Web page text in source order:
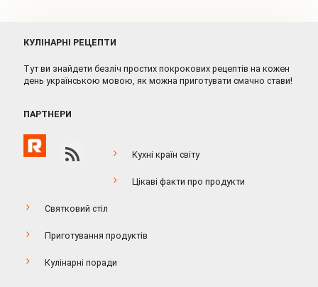
КУЛІНАРНІ РЕЦЕПТИ
Тут ви знайдети безліч простих покрокових рецептів на кожен
день українською мовою, як можна приготувати смачно стави!
ПАРТНЕРИ
Кухні країн світу
Цікаві факти про продукти
Святковий стіл
Приготування продуктів
Кулінарні поради